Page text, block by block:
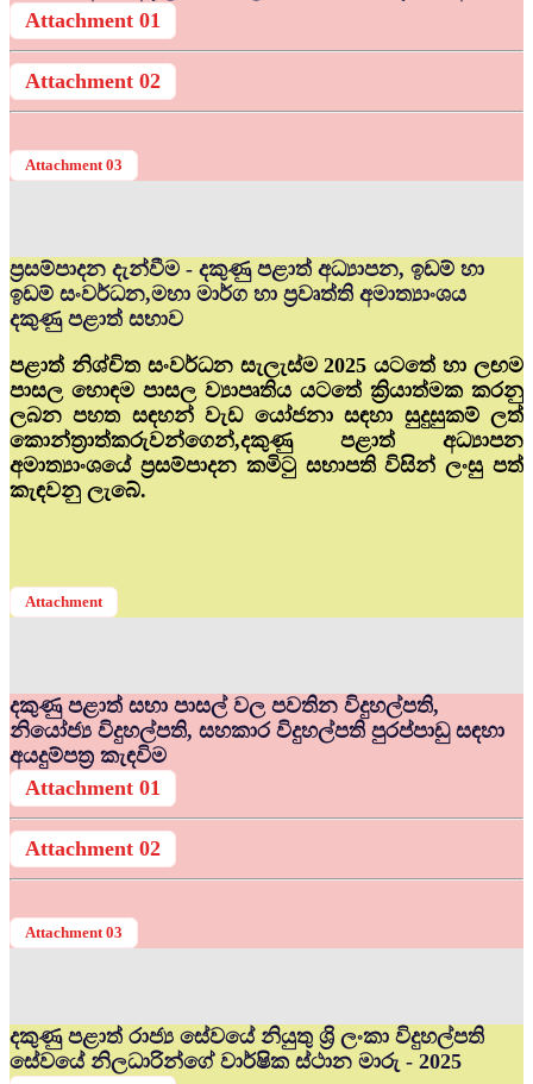
Attachment 01
Attachment 02
Attachment 03
ප්‍රසම්පාදන දැන්වීම - දකුණු පළාත් අධ්‍යාපන, ඉඩම් හා
ඉඩම් සංවර්ධන,මහා මාර්ග හා ප්‍රවෘත්ති අමාත්‍යාංශය
දකුණු පළාත් සභාව
පළාත් නිශ්චිත සංවර්ධන සැලැස්ම 2025 යටතේ හා ලඟම
පාසල හොඳම පාසල ව්‍යාපෘතිය යටතේ ක්‍රියාත්මක කරනු
ලබන පහත සඳහන් වැඩ යෝජනා සඳහා සුදුසුකම් ලත්
කොන්ත්‍රාත්කරුවන්ගෙන්,දකුණු පළාත් අධ්‍යාපන
අමාත්‍යාංශයේ ප්‍රසම්පාදන කමිටු සභාපති විසින් ලංසු පත්
කැඳවනු ලැබේ.
Attachment
දකුණු පළාත් සභා පාසල් වල පවතින විදුහල්පති,
නියෝජ්‍ය විදුහල්පති, සහකාර විදුහල්පති පුරප්පාඩු සඳහා
අයදුම්පත්‍ර කැඳවිම
Attachment 01
Attachment 02
Attachment 03
දකුණු පළාත් රාජ්‍ය සේවයේ නියුතු ශ්‍රි ලංකා විදුහල්පති
සේවයේ නිලධාරින්ගේ වාර්ෂික ස්ථාන මාරු - 2025